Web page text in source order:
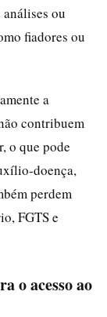
ou
fiadores ou
a
contribuem
o que pode
doença,
perdem
FGTS e
o acesso ao